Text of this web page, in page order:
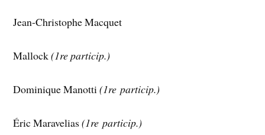
Jean-Christophe Macquet
Mallock(1re particip.)
Dominique Manotti(1re particip.)
Éric Maravelias(1re particip.)